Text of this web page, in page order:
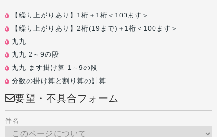
【繰り上がりあり】1桁＋1桁＜100ます＞
【繰り上がりあり】2桁(19まで)＋1桁＜100ます＞
九九
九九 2～9の段
九九 ます掛け算 1～9の段
分数の掛け算と割り算の計算
要望・不具合フォーム
件名